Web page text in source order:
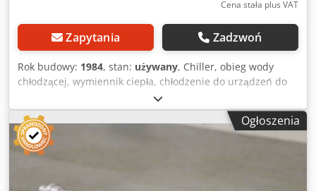
Cena stała plus VAT
Zapytania Zadzwoń
Rok budowy: 1984, stan: używany, Chiller, obieg wody
chłodzącej, wymiennik ciepła, chłodzenie do urządzeń do
zgrzewania punktowego, zgrzewarka punktowa, system
zgrzewania punktowego, uchwyt do zgrzewania
punktowego -wersja mobilna: -Podłączenie: 1/2" cala -
Wydajność agregatu chłodniczego: 0,33 kW Dsdpfodz Aq
Uex Abtsck -Przepływ objętościowy wody: 500 l / h -
Ogłoszenia